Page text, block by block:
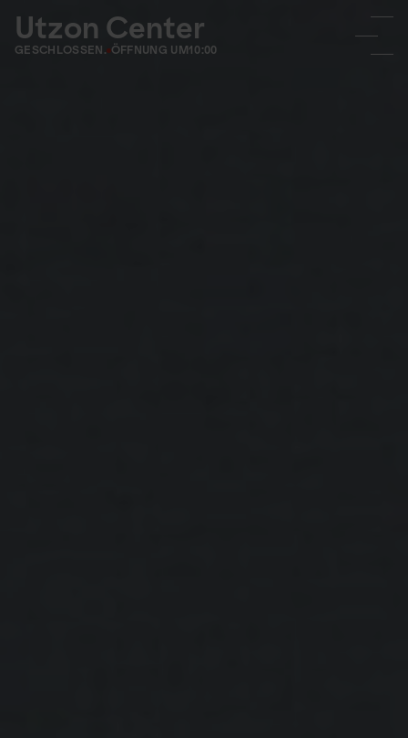
Utzon Center
GESCHLOSSEN. ÖFFNUNG UM 10:00